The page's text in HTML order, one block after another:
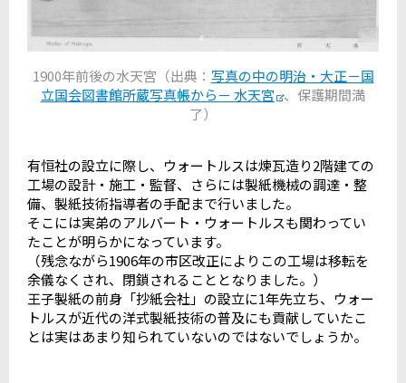
1900年前後の水天宮（出典： 写真の中の明治・大正－国
立国会図書館所蔵写真帳から－ 水天宮 、保護期間満
了）
有恒社の設立に際し、ウォートルスは煉瓦造り2階建ての
工場の設計・施工・監督、さらには製紙機械の調達・整
備、製紙技術指導者の手配まで行いました。
そこには実弟のアルバート・ウォートルスも関わってい
たことが明らかになっています。
（残念ながら1906年の市区改正によりこの工場は移転を
余儀なくされ、閉鎖されることとなりました。）
王子製紙の前身「抄紙会社」の設立に1年先立ち、ウォー
トルスが近代の洋式製紙技術の普及にも貢献していたこ
とは実はあまり知られていないのではないでしょうか。